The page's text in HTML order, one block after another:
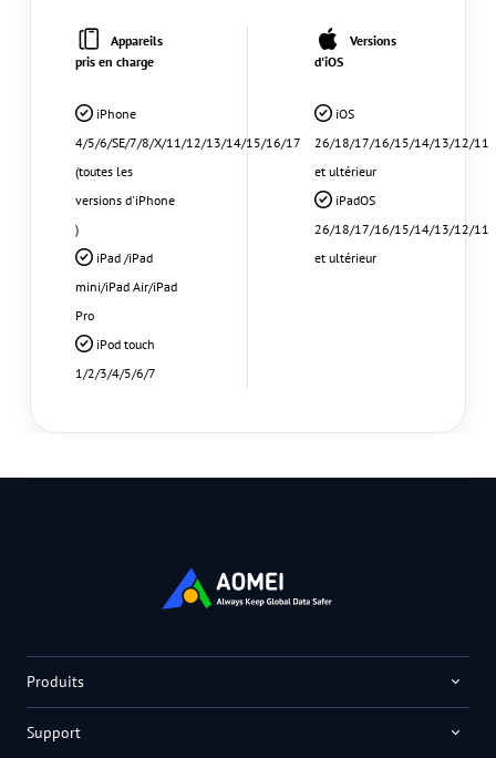
Appareils
pris en charge
iPhone
4/5/6/SE/7/8/X/11/12/13/14/15/16/17
(toutes les
versions d'iPhone
)
iPad /iPad
mini/iPad Air/iPad
Pro
iPod touch
1/2/3/4/5/6/7
Versions
d'iOS
iOS
26/18/17/16/15/14/13/12/11
et ultérieur
iPadOS
26/18/17/16/15/14/13/12/11
et ultérieur
Produits
Support